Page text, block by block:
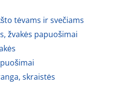
tėvams ir svečiams
žvakės papuošimai
skraistės